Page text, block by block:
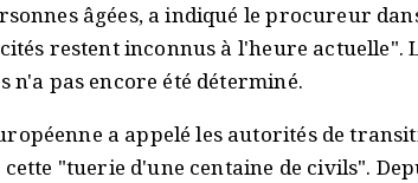
âgées, a indiqué le procureur
restent inconnus à l'heure actuelle".
n'a pas encore été déterminé.
a appelé les autorités de
"tuerie d'une centaine de civils".